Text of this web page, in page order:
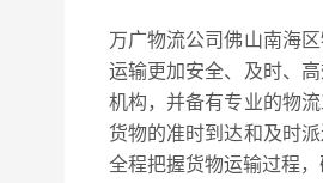
万广物流公司佛山南海
运输更加安全、及时、
机构，并备有专业的物
货物的准时到达和及时
全程把握货物运输过程